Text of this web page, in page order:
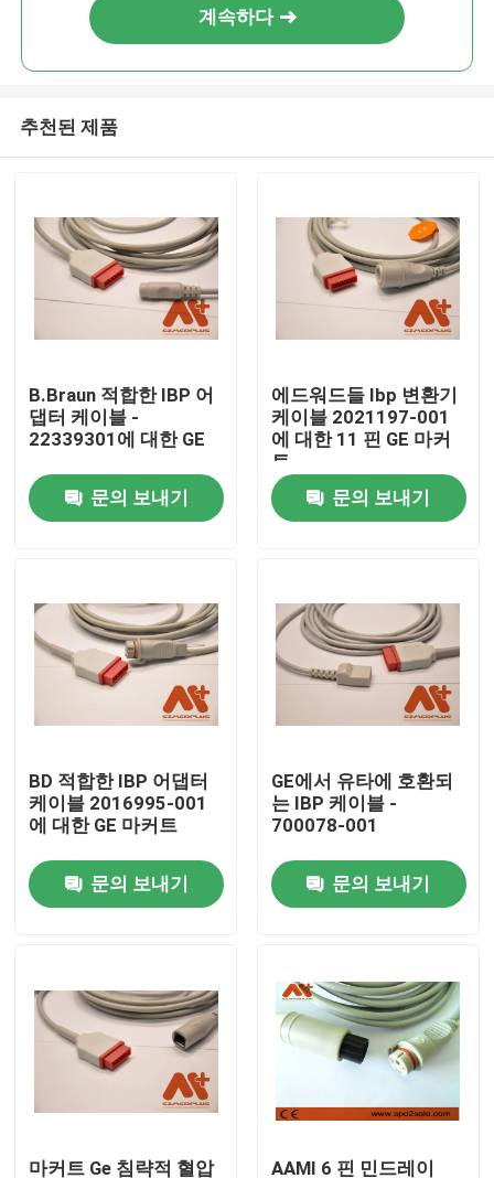
제품 소개
회사 소개
품질 관리
연락처
ECG 환자케이블
참을성 있는 모니터 케이블
재사용 가능한 spo2 센서
계속하다
추천된 제품
B.Braun 적합한 IBP 어
댑터 케이블 -
22339301에 대한 GE
문의 보내기
에드워드들 Ibp 변환기
케이블 2021197-001
에 대한 11 핀 GE 마커
트
문의 보내기
BD 적합한 IBP 어댑터
케이블 2016995-001
에 대한 GE 마커트
문의 보내기
GE에서 유타에 호환되
는 IBP 케이블 -
700078-001
문의 보내기
마커트 Ge 침략적 혈압 AAMI 6 핀 민드레이